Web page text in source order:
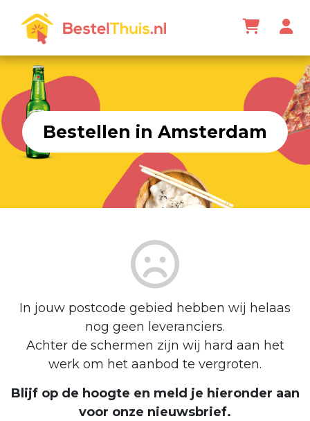
Bestellen in Amsterdam
In jouw postcode gebied hebben wij helaas
nog geen leveranciers.
Achter de schermen zijn wij hard aan het
werk om het aanbod te vergroten.
Blijf op de hoogte en meld je hieronder aan
voor onze nieuwsbrief.